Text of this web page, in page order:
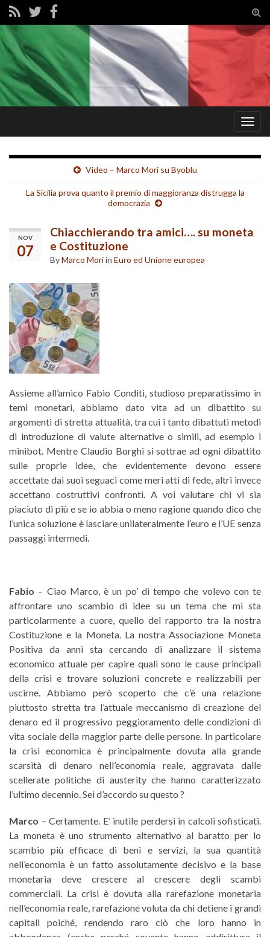
Video – Marco Mori su Byoblu
La Sicilia prova quanto il premio di maggioranza distrugga la
democrazia
NOV
07
Chiacchierando tra amici…. su moneta
e Costituzione
ByMarco Moriin Euro ed Unione europea
Assieme all’amico Fabio Conditi, studioso preparatissimo in
temi monetari, abbiamo dato vita ad un dibattito su
argomenti di stretta attualità, tra cui i tanto dibattuti metodi
di introduzione di valute alternative o simili, ad esempio i
minibot. Mentre Claudio Borghi si sottrae ad ogni dibattito
sulle proprie idee, che evidentemente devono essere
accettate dai suoi seguaci come meri atti di fede, altri invece
accettano costruttivi confronti. A voi valutare chi vi sia
piaciuto di più e se io abbia o meno ragione quando dico che
l’unica soluzione è lasciare unilateralmente l’euro e l’UE senza
passaggi intermedi.
Fabio – Ciao Marco, è un po’ di tempo che volevo con te
affrontare uno scambio di idee su un tema che mi sta
particolarmente a cuore, quello del rapporto tra la nostra
Costituzione e la Moneta. La nostra Associazione Moneta
Positiva da anni sta cercando di analizzare il sistema
economico attuale per capire quali sono le cause principali
della crisi e trovare soluzioni concrete e realizzabili per
uscirne. Abbiamo però scoperto che c’è una relazione
piuttosto stretta tra l’attuale meccanismo di creazione del
denaro ed il progressivo peggioramento delle condizioni di
vita sociale della maggior parte delle persone. In particolare
la crisi economica è principalmente dovuta alla grande
scarsità di denaro nell’economia reale, aggravata dalle
scellerate politiche di austerity che hanno caratterizzato
l’ultimo decennio. Sei d’accordo su questo ?
Marco – Certamente. E’ inutile perdersi in calcoli sofisticati.
La moneta è uno strumento alternativo al baratto per lo
scambio più efficace di beni e servizi, la sua quantità
nell’economia è un fatto assolutamente decisivo e la base
monetaria deve crescere al crescere degli scambi
commerciali. La crisi è dovuta alla rarefazione monetaria
nell’economia reale, rarefazione voluta da chi detiene i grandi
capitali poiché, rendendo raro ciò che loro hanno in